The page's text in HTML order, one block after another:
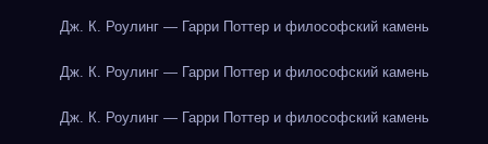
Дж. К. Роулинг — Гарри Поттер и философский камень
Дж. К. Роулинг — Гарри Поттер и философский камень
Дж. К. Роулинг — Гарри Поттер и философский камень